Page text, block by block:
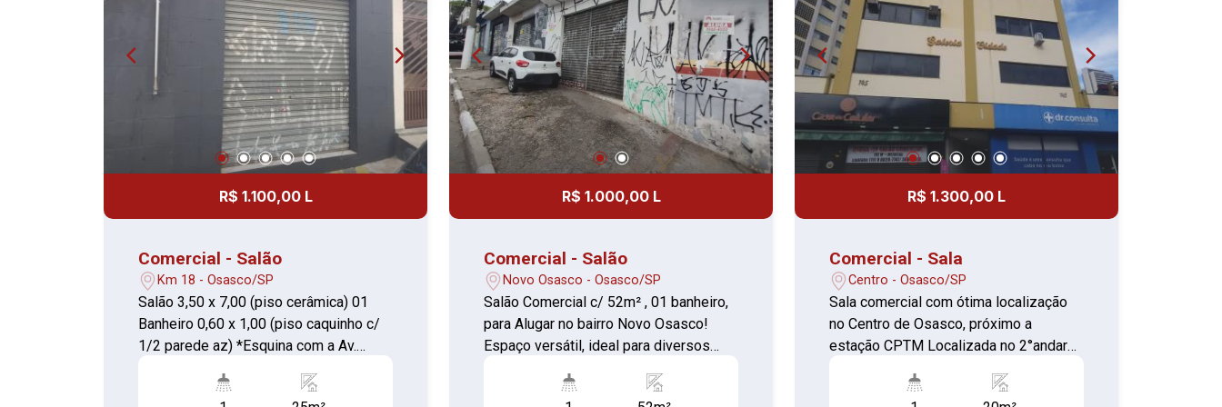
R$ 1.100,00 L
Comercial - Salão
Km 18 - Osasco/SP
Salão 3,50 x 7,00 (piso cerâmica) 01
Banheiro 0,60 x 1,00 (piso caquinho c/
1/2 parede az) *Esquina com a Av.
R$ 1.000,00 L
Comercial - Salão
Novo Osasco - Osasco/SP
Salão Comercial c/ 52m² , 01 banheiro,
para Alugar no bairro Novo Osasco!
Espaço versátil, ideal para diversos
R$ 1.300,00 L
Comercial - Sala
Centro - Osasco/SP
Sala comercial com ótima localização
no Centro de Osasco, próximo a
estação CPTM Localizada no 2°andar
recepção 02 Banheiro coletivos